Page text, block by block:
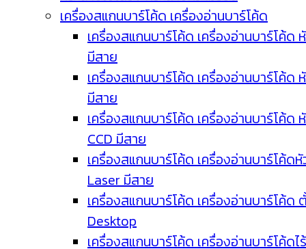
เครื่องสแกนบาร์โค้ด เครื่องอ่านบาร์โค้ด
เครื่องสแกนบาร์โค้ด เครื่องอ่านบาร์โค้ด
มีสาย
เครื่องสแกนบาร์โค้ด เครื่องอ่านบาร์โค้ด
มีสาย
เครื่องสแกนบาร์โค้ด เครื่องอ่านบาร์โค้ด
CCD มีสาย
เครื่องสแกนบาร์โค้ด เครื่องอ่านบาร์โค้ด
Laser มีสาย
เครื่องสแกนบาร์โค้ด เครื่องอ่านบาร์โค้ด
Desktop
เครื่องสแกนบาร์โค้ด เครื่องอ่านบาร์โค้ดไ